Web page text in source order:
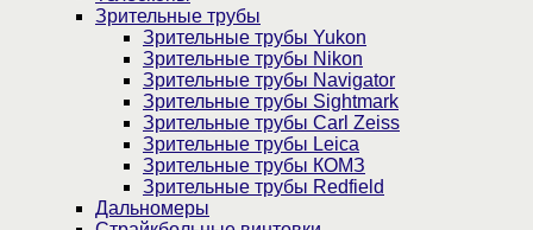
Зрительные трубы
Зрительные трубы Yukon
Зрительные трубы Nikon
Зрительные трубы Navigator
Зрительные трубы Sightmark
Зрительные трубы Carl Zeiss
Зрительные трубы Leica
Зрительные трубы КОМЗ
Зрительные трубы Redfield
Дальномеры